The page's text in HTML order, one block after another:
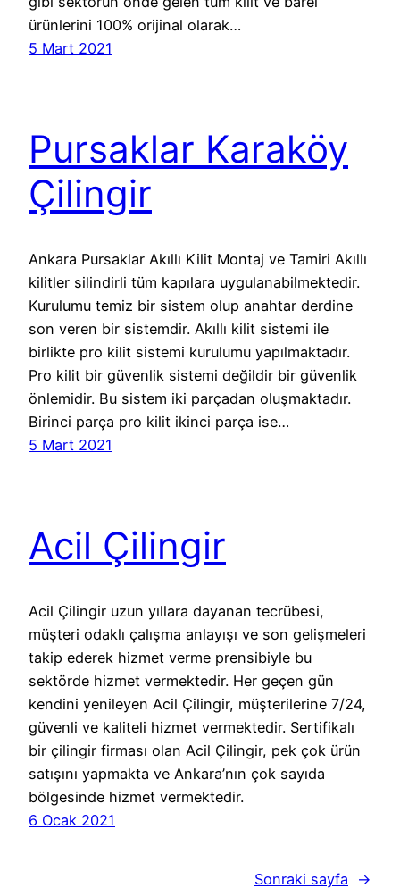
ürünlerini 100% orijinal olarak…
5 Mart 2021
Pursaklar Karaköy
Çilingir
Ankara Pursaklar Akıllı Kilit Montaj ve Tamiri Akıllı
kilitler silindirli tüm kapılara uygulanabilmektedir.
Kurulumu temiz bir sistem olup anahtar derdine
son veren bir sistemdir. Akıllı kilit sistemi ile
birlikte pro kilit sistemi kurulumu yapılmaktadır.
Pro kilit bir güvenlik sistemi değildir bir güvenlik
önlemidir. Bu sistem iki parçadan oluşmaktadır.
Birinci parça pro kilit ikinci parça ise…
5 Mart 2021
Acil Çilingir
Acil Çilingir uzun yıllara dayanan tecrübesi,
müşteri odaklı çalışma anlayışı ve son gelişmeleri
takip ederek hizmet verme prensibiyle bu
sektörde hizmet vermektedir. Her geçen gün
kendini yenileyen Acil Çilingir, müşterilerine 7/24,
güvenli ve kaliteli hizmet vermektedir. Sertifikalı
bir çilingir firması olan Acil Çilingir, pek çok ürün
satışını yapmakta ve Ankara’nın çok sayıda
bölgesinde hizmet vermektedir.
6 Ocak 2021
Sonraki sayfa →